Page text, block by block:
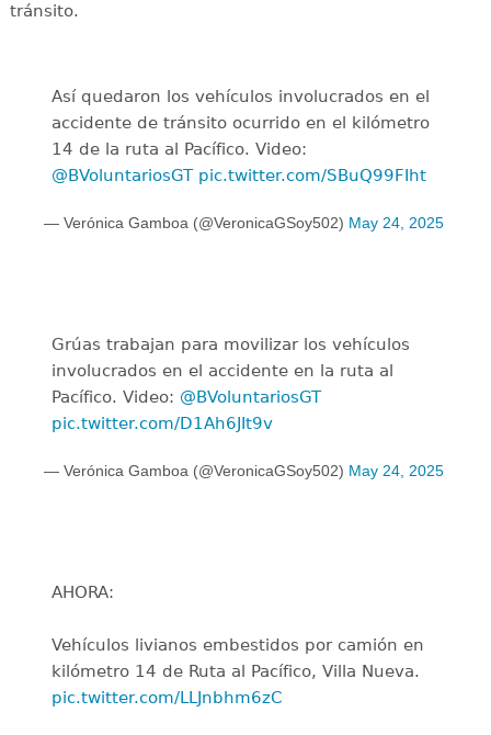
tránsito.
Así quedaron los vehículos involucrados en el
accidente de tránsito ocurrido en el kilómetro
14 de la ruta al Pacífico. Video:
@BVoluntariosGT pic.twitter.com/SBuQ99FIht
— Verónica Gamboa (@VeronicaGSoy502) May 24, 2025
Grúas trabajan para movilizar los vehículos
involucrados en el accidente en la ruta al
Pacífico. Video: @BVoluntariosGT
pic.twitter.com/D1Ah6JIt9v
— Verónica Gamboa (@VeronicaGSoy502) May 24, 2025
AHORA:
Vehículos livianos embestidos por camión en
kilómetro 14 de Ruta al Pacífico, Villa Nueva.
pic.twitter.com/LLJnbhm6zC